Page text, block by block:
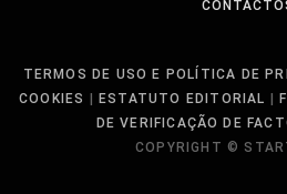
TERMOS DE USO E POLÍTICA DE
COOKIES
ESTATUTO EDITORIAL
DE VERIFICAÇÃO DE
COPYRIGHT ©